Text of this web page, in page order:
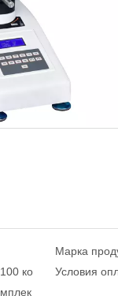
Марка
100 ко
мплек
Условия